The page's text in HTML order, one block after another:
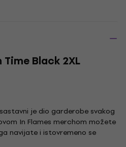
Black 2XL
je dio garderobe svakog
In Flames merchom možete
navijate i istovremeno se